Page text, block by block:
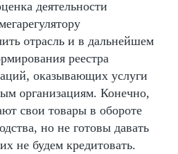
деятельности
отрасль и в дальнейшем
реестра
оказывающих услуги
организациям. Конечно,
свои товары в обороте
но не готовы давать
не будем кредитовать.